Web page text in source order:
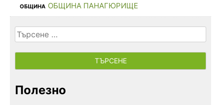
ОБЩИНА ОБЩИНА ПАНАГЮРИЩЕ
Търсене
за:
Полезно